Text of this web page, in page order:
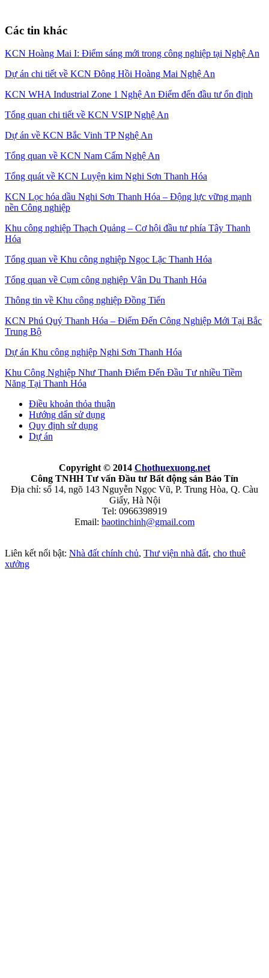
Các tin khác
KCN Hoàng Mai I: Điểm sáng mới trong công nghiệp tại Nghệ An
Dự án chi tiết về KCN Đông Hồi Hoàng Mai Nghệ An
KCN WHA Industrial Zone 1 Nghệ An Điểm đến đầu tư ổn định
Tổng quan chi tiết về KCN VSIP Nghệ An
Dự án về KCN Bắc Vinh TP Nghệ An
Tổng quan về KCN Nam Cấm Nghệ An
Tổng quát về KCN Luyện kim Nghi Sơn Thanh Hóa
KCN Lọc hóa dầu Nghi Sơn Thanh Hóa – Động lực vững mạnh
nền Công nghiệp
Khu công nghiệp Thạch Quảng – Cơ hội đầu tư phía Tây Thanh
Hóa
Tổng quan về Khu công nghiệp Ngọc Lặc Thanh Hóa
Tổng quan về Cụm công nghiệp Vân Du Thanh Hóa
Thông tin về Khu công nghiệp Đồng Tiến
KCN Phú Quý Thanh Hóa – Điểm Đến Công Nghiệp Mới Tại Bắc
Trung Bộ
Dự án Khu công nghiệp Nghi Sơn Thanh Hóa
Khu Công Nghiệp Như Thanh Điểm Đến Đầu Tư nhiều Tiềm
Năng Tại Thanh Hóa
Điều khoản thỏa thuận
Hướng dẩn sử dụng
Quy định sử dụng
Dự án
Copyright © 2014 Chothuexuong.net
Công TNHH Tư vấn Đầu tư Bất động sản Bảo Tín
Địa chỉ: số 14, ngõ 143 Nguyễn Ngọc Vũ, P. Trung Hòa, Q. Càu
Giấy, Hà Nội
Tel: 0966398919
Email: baotinchinh@gmail.com
Liên kết nổi bật: Nhà đất chính chủ, Thư viện nhà đất, cho thuê
xưởng